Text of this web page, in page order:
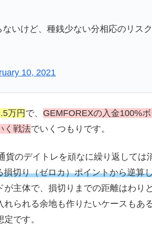
いけど、種銭少ない分相応のリス
10, 2021
万円 で、 GEMFOREXの入金100%
く戦法でいくつもりです。
貨のデイトレを頑なに繰り返しては
切り（ゼロカ）ポイントから逆算
主体で、損切りまでの距離はわり
られる余地も作りたいケースもある
定です。